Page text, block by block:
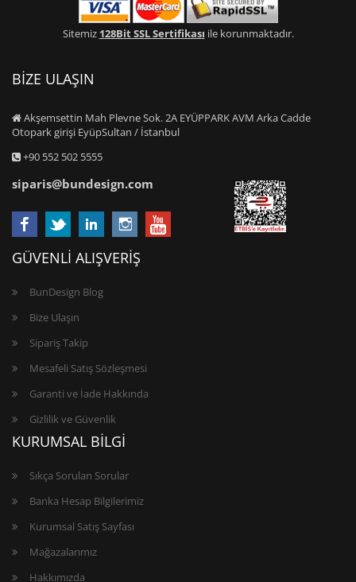
Sitemiz 128Bit SSL Sertifikası ile korunmaktadır.
BİZE ULAŞIN
Akşemsettin Mah Plevne Sok. 2A EYÜPPARK AVM Arka Cadde
Otopark girişi EyüpSultan / İstanbul
+90 552 502 5555
siparis@bundesign.com
GÜVENLİ ALIŞVERİŞ
BunDesign Blog
Bize Ulaşın
Sipariş Takip
Mesafeli Satış Sözleşmesi
Garanti ve İade Hakkında
Gizlilik ve Güvenlik
KURUMSAL BİLGİ
Sıkça Sorulan Sorular
Banka Hesap Bilgilerimiz
Kurumsal Satış Sayfası
Mağazalarımız
Hakkımızda